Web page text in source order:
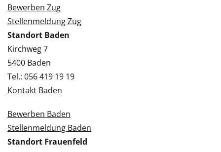
Bewerben Zug
Stellenmeldung Zug
Standort Baden
Kirchweg 7
5400 Baden
Tel.: 056 419 19 19
Kontakt Baden
Bewerben Baden
Stellenmeldung Baden
Standort Frauenfeld